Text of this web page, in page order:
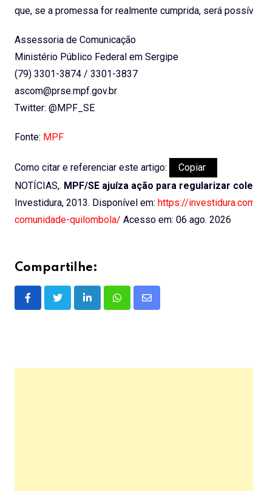
que, se a promessa for realmente cumprida, será
Assessoria de Comunicação
Ministério Público Federal em Sergipe
(79) 3301-3874 / 3301-3837
ascom@prse.mpf.gov.br
Twitter: @MPF_SE
Fonte: MPF
Como citar e referenciar este artigo:
Copiar
NOTÍCIAS,. MPF/SE ajuíza ação para regularizar
Investidura, 2013. Disponível em: https://
comunidade-quilombola/ Acesso em: 06 ago. 2026
Compartilhe:
LinkedInWhatsappShare